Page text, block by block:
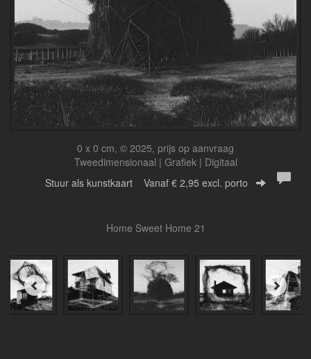
0 x 0 cm, © 2025, prijs op aanvraag
Tweedimensionaal | Grafiek | Digitaal
Stuur als kunstkaart Vanaf € 2,95 excl. porto
Home Sweet Home 21